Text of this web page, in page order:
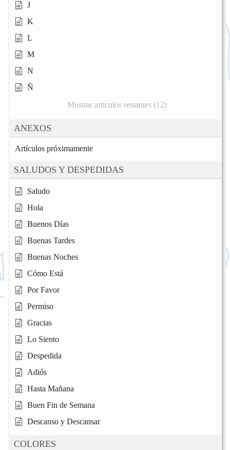
J
K
L
M
N
Ñ
Mostrar artículos restantes (12)
ANEXOS
Artículos próximamente
SALUDOS Y DESPEDIDAS
Saludo
Hola
Buenos Días
Buenas Tardes
Buenas Noches
Cómo Está
Por Favor
Permiso
Gracias
Lo Siento
Despedida
Adiós
Hasta Mañana
Buen Fin de Semana
Descanso y Descansar
COLORES